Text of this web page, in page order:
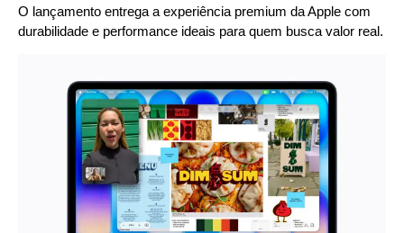
O lançamento entrega a experiência premium da Apple com
durabilidade e performance ideais para quem busca valor real.